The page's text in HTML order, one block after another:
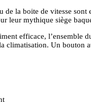
de la boite de vitesse
leur mythique siège
efficace, l’ensemble
climatisation. Un bouton